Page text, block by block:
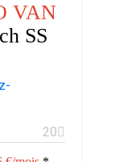
VAN
SS
20